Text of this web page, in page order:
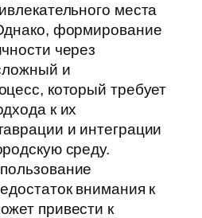
места
формирование
через
и
который требует
к их
и интеграции
среду.
внимания к
привести к